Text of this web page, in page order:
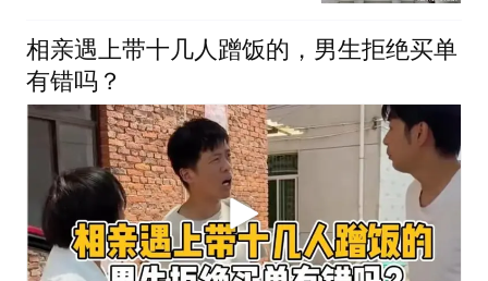
全景深度解析
相亲遇上带十几人蹭饭的，男生拒绝买单
有错吗？